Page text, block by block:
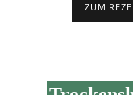
ZUM